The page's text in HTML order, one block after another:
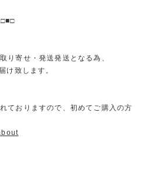
り寄せ・発送発送となる為、
け致します。
ておりますので、初めてご購入の方